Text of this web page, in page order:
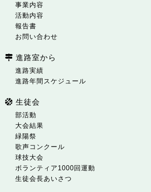
事業内容
活動内容
報告書
お問い合わせ
進路室から
進路実績
進路年間スケジュール
生徒会
部活動
大会結果
緑陽祭
歌声コンクール
球技大会
ボランティア1000回運動
生徒会長あいさつ